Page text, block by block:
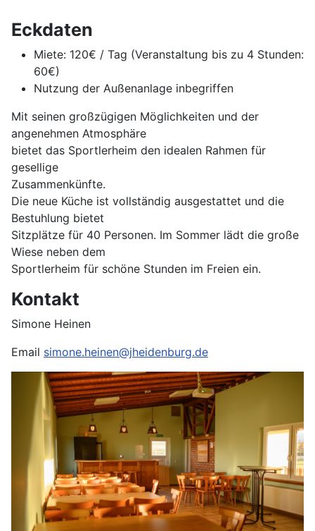
Eckdaten
Miete: 120€ / Tag (Veranstaltung bis zu 4 Stunden:
60€)
Nutzung der Außenanlage inbegriffen
Mit seinen großzügigen Möglichkeiten und der
angenehmen Atmosphäre
bietet das Sportlerheim den idealen Rahmen für
gesellige
Zusammenkünfte.
Die neue Küche ist vollständig ausgestattet und die
Bestuhlung bietet
Sitzplätze für 40 Personen. Im Sommer lädt die große
Wiese neben dem
Sportlerheim für schöne Stunden im Freien ein.
Kontakt
Simone Heinen
Email simone.heinen@jheidenburg.de